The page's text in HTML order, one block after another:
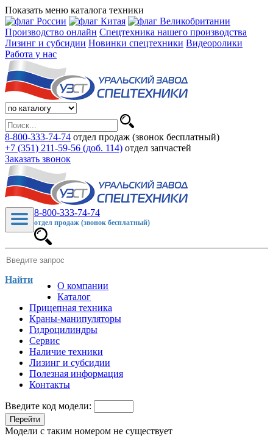
Показать меню каталога техники
Производство онлайн Спецтехника нашего производства
Лизинг и субсидии Новинки спецтехники Видеоролики
Работа у нас
8-800-333-74-74 отдел продаж (звонок бесплатный)
+7 (351) 211-59-56 (доб. 114) отдел запчастей
Заказать звонок
8-800-333-74-74
отдел продаж (звонок бесплатный)
Найти
О компании
Каталог
Прицепная техника
Краны-манипуляторы
Гидроцилиндры
Сервис
Наличие техники
Лизинг и субсидии
Полезная информация
Контакты
Введите код модели:
Перейти
Модели с таким номером не существует